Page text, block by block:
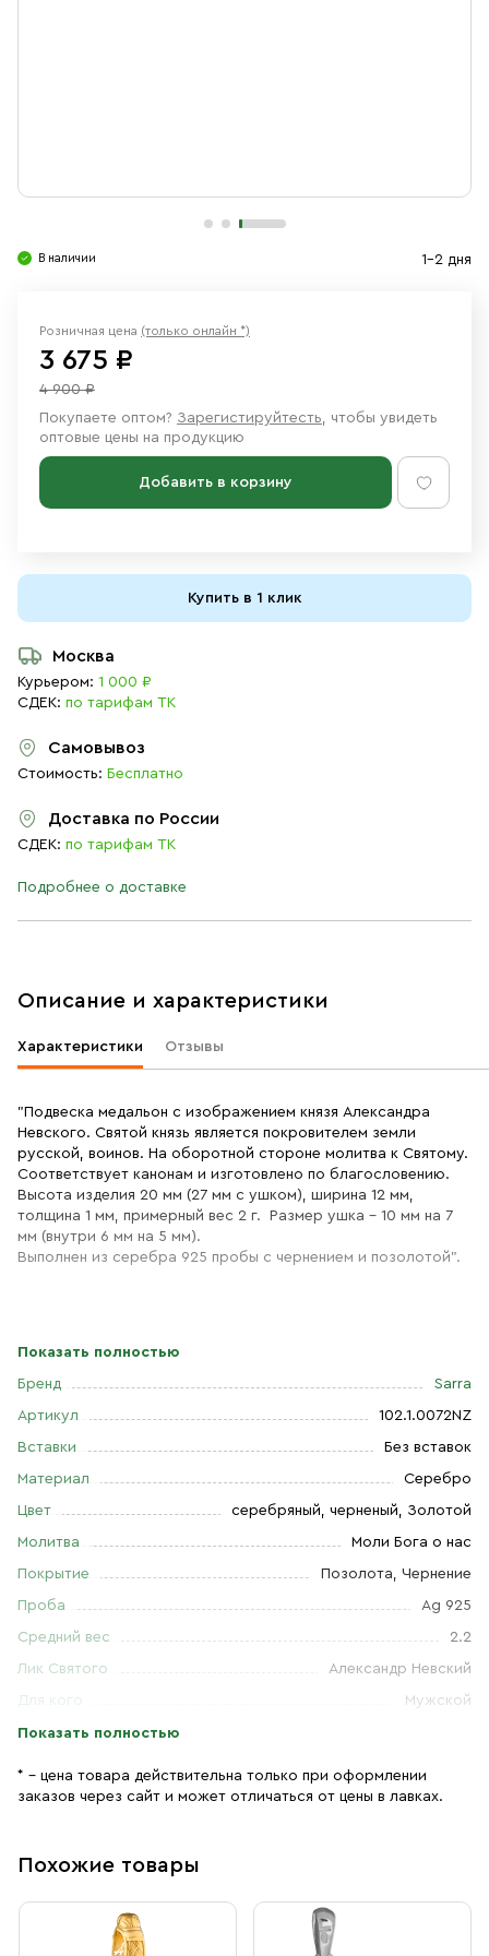
В наличии 1-2 дня
Розничная цена (только онлайн *)
3 675 ₽
4 900 ₽
Покупаете оптом? Зарегистируйтесть, чтобы увидеть
оптовые цены на продукцию
Добавить в корзину
Купить в 1 клик
Москва
Курьером: 1 000 ₽
СДЕК: по тарифам ТК
Самовывоз
Стоимость: Бесплатно
Доставка по России
СДЕК: по тарифам ТК
Подробнее о доставке
Описание и характеристики
Характеристики Отзывы
"Подвеска медальон с изображением князя Александра
Невского. Святой князь является покровителем земли
русской, воинов. На оборотной стороне молитва к Святому.
Соответствует канонам и изготовлено по благословению.
Высота изделия 20 мм (27 мм с ушком), ширина 12 мм,
толщина 1 мм, примерный вес 2 г. Размер ушка - 10 мм на 7
мм (внутри 6 мм на 5 мм).
Выполнен из серебра 925 пробы с чернением и позолотой".
Показать полностью
Бренд Sarra
Артикул 102.1.0072NZ
Вставки Без вставок
Материал Серебро
Цвет серебряный, черненый, Золотой
Молитва Моли Бога о нас
Покрытие Позолота, Чернение
Проба Ag 925
Средний вес 2.2
Лик Святого Александр Невский
Для кого Мужской
Показать полностью
* – цена товара действительна только при оформлении
заказов через сайт и может отличаться от цены в лавках.
Похожие товары